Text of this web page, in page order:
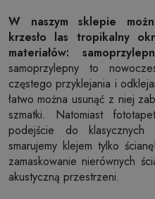
W naszym sklepie
krzesło las tropikalny
materiałów:
samoprzylepny to
częstego przyklejania i
łatwo można usunąć z niej
szmatki. Natomiast
podejście do
smarujemy klejem tylko
zamaskowanie nierównych
akustyczną przestrzeni.